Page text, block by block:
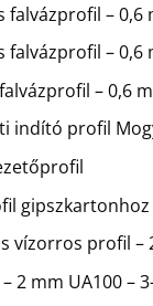
falvázprofil –
falvázprofil –
– 0,6
indító profil
gipszkartonhoz
vízorros profil
2 mm UA100 –